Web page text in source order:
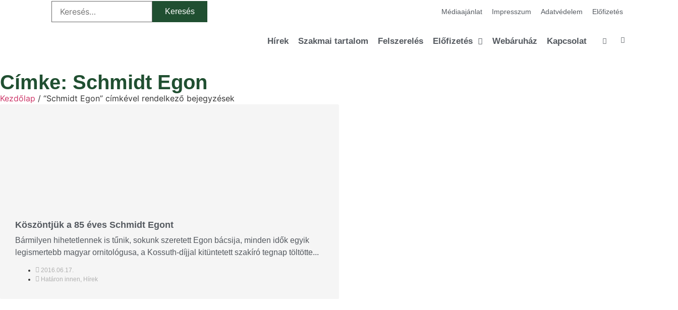
Médiaajánlat Impresszum Adatvédelem Előfizetés
Hírek Szakmai tartalom Felszerelés Előfizetés Webáruház Kapcsolat
Címke: Schmidt Egon
Kezdőlap / “Schmidt Egon” címkével rendelkező bejegyzések
Köszöntjük a 85 éves Schmidt Egont
Bármilyen hihetetlennek is tűnik, sokunk szeretett Egon bácsija, minden idők egyik
legismertebb magyar ornitológusa, a Kossuth-díjjal kitüntetett szakíró tegnap töltötte...
2016.06.17.
Határon innen, Hírek